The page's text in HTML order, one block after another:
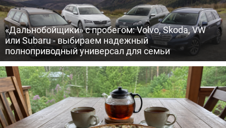
«Дальнобойщики» с пробегом: Volvo, Skoda, VW
или Subaru - выбираем надежный
полноприводный универсал для семьи